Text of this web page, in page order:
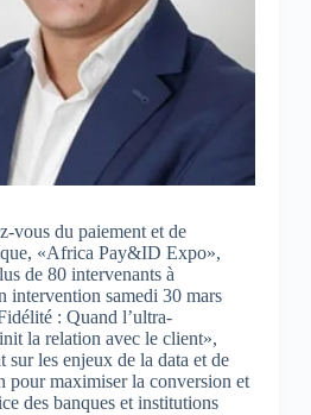
vous du paiement et de
«Africa Pay&ID Expo»,
de 80 intervenants à
intervention samedi 30 mars
: Quand l’ultra-
la relation avec le client»,
sur les enjeux de la data et de
pour maximiser la conversion et
des banques et institutions